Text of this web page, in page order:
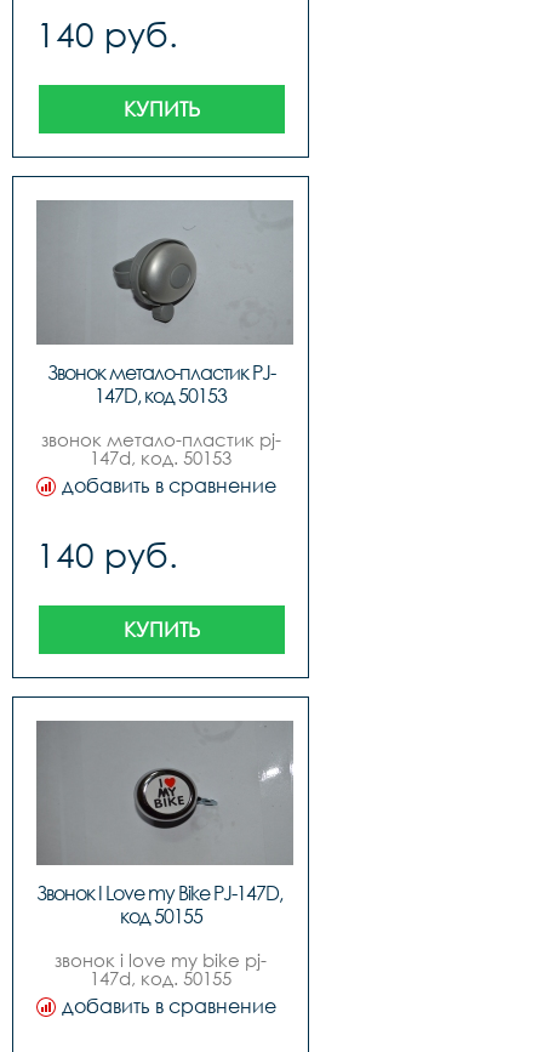
140 руб.
КУПИТЬ
Звонок метало-пластик PJ-
147D, код 50153
звонок метало-пластик pj-
147d, код. 50153
добавить в сравнение
140 руб.
КУПИТЬ
Звонок I Love my Bike PJ-147D,
код 50155
звонок i love my bike pj-
147d, код. 50155
добавить в сравнение